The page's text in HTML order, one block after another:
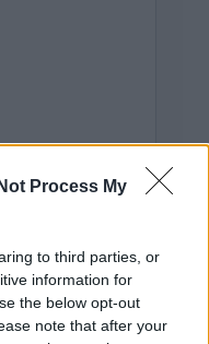
Process My
to third parties, or
information for
the below opt-out
note that after your